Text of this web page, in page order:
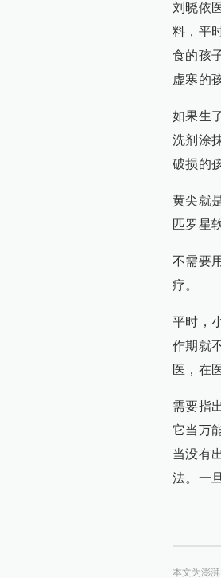
刘晓依
料，平
食的孩
虚寒的
如果生
洗剂涂
破损的
黄尖就
匹罗星
不需要
疗。
平时，
作期就
医，在
需要指
它当万
当没有
法。一
本文为澎